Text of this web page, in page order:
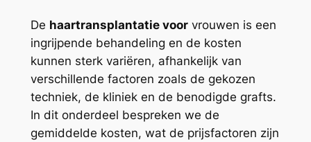
De haartransplantatie voorvrouwen is een
ingrijpende behandeling en de kosten
kunnen sterk variëren, afhankelijk van
verschillende factoren zoals de gekozen
techniek, de kliniek en de benodigde grafts.
In dit onderdeel bespreken we de
gemiddelde kosten, wat de prijsfactoren zijn